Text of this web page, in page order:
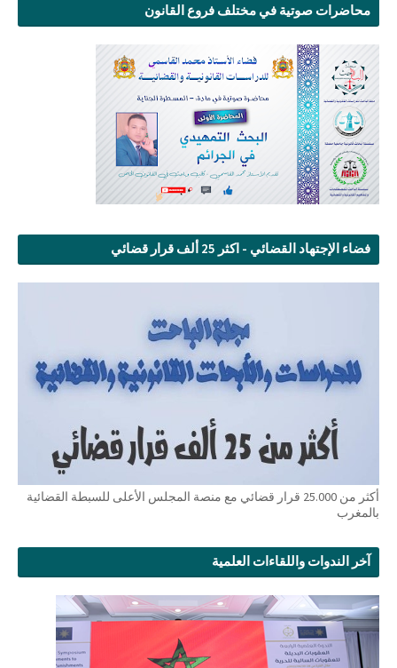
محاضرات صوتية في مختلف فروع القانون
فضاء الإجتهاد القضائي - اكثر 25 ألف قرار قضائي
أكثر من 25.000 قرار قضائي مع منصة المجلس الأعلى للسبطة القضائية
بالمغرب
آخر الندوات واللقاءات العلمية